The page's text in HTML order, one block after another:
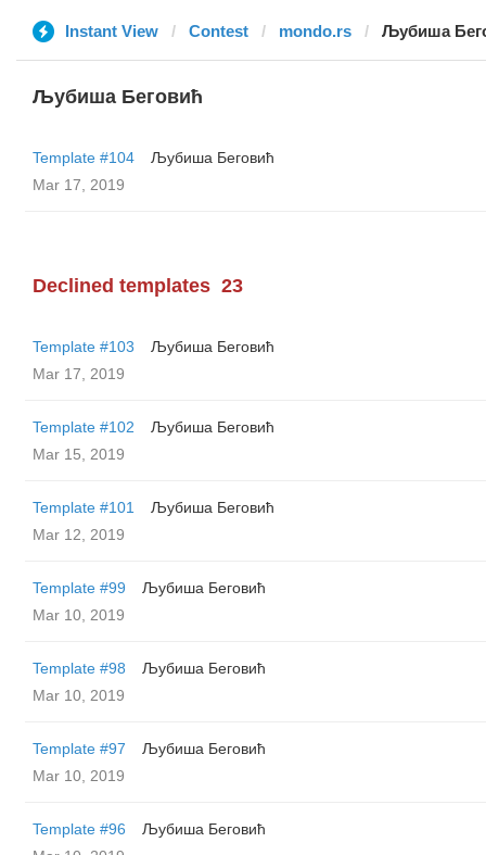
Instant View Contest mondo.rs Љубиша
Љубиша Беговић
Template #104
Љубиша Беговић
Mar 17, 2019
Declined templates 23
Template #103
Љубиша Беговић
Mar 17, 2019
Template #102
Љубиша Беговић
Mar 15, 2019
Template #101
Љубиша Беговић
Mar 12, 2019
Template #99
Љубиша Беговић
Mar 10, 2019
Template #98
Љубиша Беговић
Mar 10, 2019
Template #97
Љубиша Беговић
Mar 10, 2019
Template #96
Љубиша Беговић